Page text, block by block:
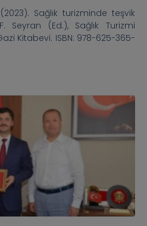
Sağlık turizminde teşvik
(Ed.), Sağlık Turizmi
Kitabevi. ISBN: 978-625-365-